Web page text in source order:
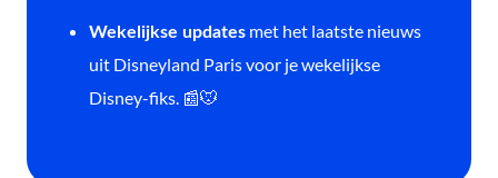
Wekelijkse updates met het laatste nieuws
uit Disneyland Paris voor je wekelijkse
Disney-fiks. 📰🐭